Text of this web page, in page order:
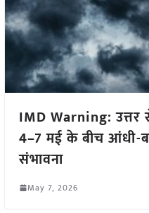
IMD Warning: उत्तर
4–7 मई के बीच आंधी-
संभावना
May 7, 2026